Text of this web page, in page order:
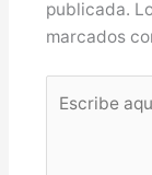
publicada.
marcados
aquí...